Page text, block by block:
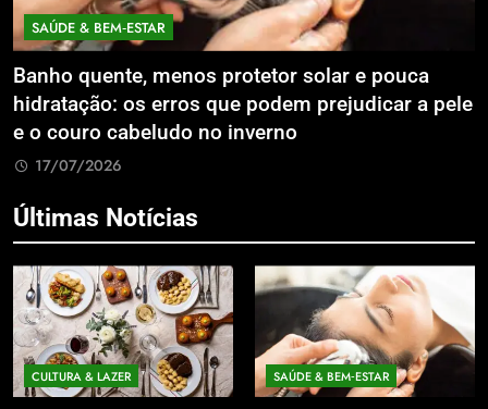
menos protetor solar e pouca
os erros que podem prejudicar a pele
no inverno
Expansão
Litoral
Últimas Notícias
CULTURA & LAZER SAÚDE & BEM‑ESTAR